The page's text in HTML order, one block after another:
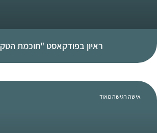
ראיון בפודקאסט "חוכמת
אישה רגישה מאוד